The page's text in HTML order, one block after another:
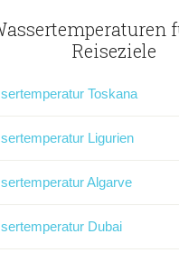
Reiseziele
Toskana
Ligurien
Algarve
Dubai